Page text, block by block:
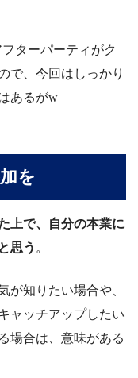
ターパーティがク
で、今回はしっかり
あるがw
を
上で、自分の本業に
思う 。
が知りたい場合や、
ャッチアップしたい
場合は、意味がある